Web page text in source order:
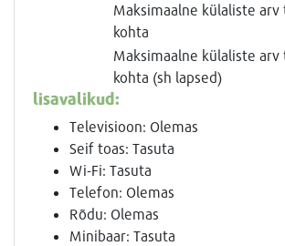
Maksimaalne külaliste arv
kohta
Maksimaalne külaliste arv
kohta (sh lapsed)
lisavalikud:
Televisioon: Olemas
Seif toas: Tasuta
Wi-Fi: Tasuta
Telefon: Olemas
Rõdu: Olemas
Minibaar: Tasuta